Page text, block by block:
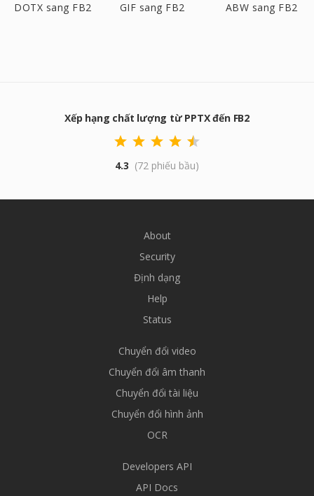
DOTX sang FB2 GIF sang FB2 ABW sang FB2
Xếp hạng chất lượng từ PPTX đến FB2
4.3 (72 phiếu bầu)
About
Security
Định dạng
Help
Status
Chuyển đổi video
Chuyển đổi âm thanh
Chuyển đổi tài liệu
Chuyển đổi hình ảnh
OCR
Developers API
API Docs